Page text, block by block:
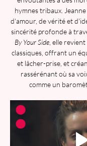
hymnes tribaux.
d'amour, de vérité et
sincérité profonde à
By Your Side , elle
classiques, offrant un
et lâcher-prise, et
rassérénant où sa
comme un